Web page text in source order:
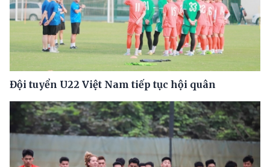
Đội tuyển U22 Việt Nam tiếp tục hội quân